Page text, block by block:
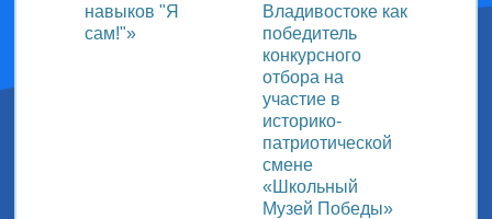
навыков "Я
сам!"»
Владивостоке как
победитель
конкурсного
отбора на
участие в
историко-
патриотической
смене
«Школьный
Музей Победы»